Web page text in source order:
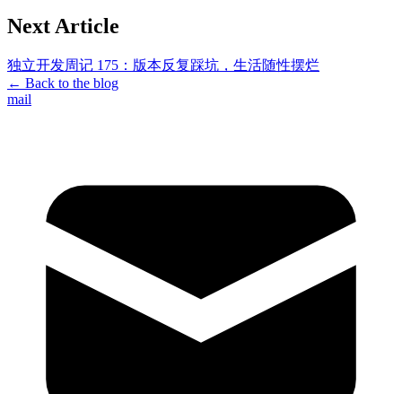
Next Article
独立开发周记 175：版本反复踩坑，生活随性摆烂
← Back to the blog
mail